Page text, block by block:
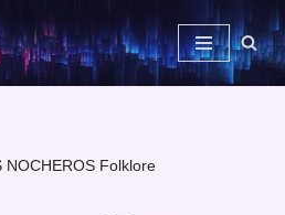
NOCHEROS Folklore